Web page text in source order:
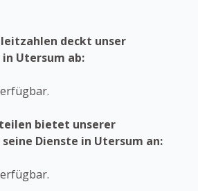
deckt unser
Utersum ab:
bietet unserer
Dienste in Utersum an: